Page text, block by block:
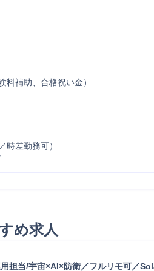
料補助、合格祝い金）
時差勤務可）
め求人
担当/宇宙×AI×防衛／フルリモ可／